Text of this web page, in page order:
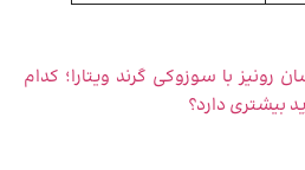
رونیز با سوزوکی گرند ویتارا؛ کدام
بیشتری دارد؟